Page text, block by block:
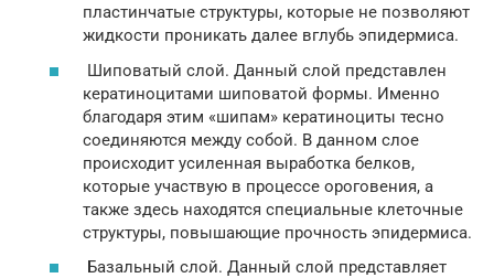
пластинчатые структуры, которые не позволяют
жидкости проникать далее вглубь эпидермиса.
Шиповатый слой. Данный слой представлен
кератиноцитами шиповатой формы. Именно
благодаря этим «шипам» кератиноциты тесно
соединяются между собой. В данном слое
происходит усиленная выработка белков,
которые участвую в процессе ороговения, а
также здесь находятся специальные клеточные
структуры, повышающие прочность эпидермиса.
Базальный слой. Данный слой представляет